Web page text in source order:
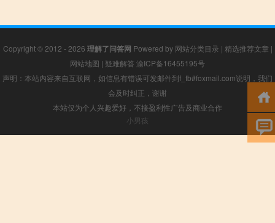
Copyright © 2012 - 2026 理解了问答网 Powered by 网站分类目录 | 精选推荐文章 |
网站地图 | 疑难解答 渝ICP备16455195号
声明：本站内容来自互联网，如信息有错误可发邮件到f_fb#foxmail.com说明，我们
会及时纠正，谢谢
本站仅为个人兴趣爱好，不接盈利性广告及商业合作
小男孩